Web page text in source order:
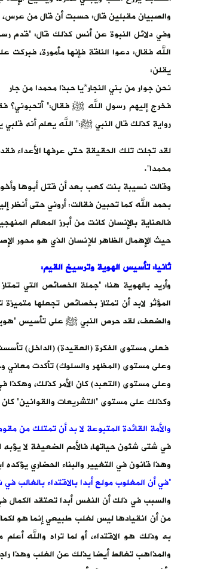
والصبيان مقبلين قال: حسبت أن قال من عرس،
وفي دلائل النبوة عن أنس كذلك قال: “قدم
الله فقال: دعوا الناقة فإنها مأمورة،
يقلن:
نحن جوار من بني النجار*يا حبذا محمدا من جار
فخرج إليهم رسول الله ﷺ فقال:” أتحبوني؟
رواية كذلك قال النبي ﷺ:” الله يعلم أنه قلبي
لقد تجلت تلك الحقيقة حتى عرفها الأعداء
محمدا”.
وقالت نسيبة بنت كعب بعد أن قتل أبوها
بحمد الله كما تحبين فقالت: أروني حتى أنظر
فالعناية بالإنسان كانت من أبرز المعالم
حيث الإهمال الظاهر للإنسان الذي هو محور
ثانيا: تأسيس الهوية وترسيخ القيم:
وأريد بالهوية هنا: “جملة الخصائص التي
المؤثر لابد أن تمتاز بخصائص تجعلها متميزة
والضعف، لقد حرص النبي ﷺ على تأسيس “هوية
فعلى مستوى الفكرة (العقيدة) (الداخل)
وعلى مستوى (المظهر والسلوك) تأكدت معاني
وعلى مستوى (التعبد) كان الأمر كذلك،
وكذلك على مستوى “التشريعات والقوانين” كان
والأمة القائدة المتبوعة لا بد أن تمتلك من
في شتى شئون حياتها، فالأمم الضعيفة لا يؤبه
وهذا قانون في التغيير والبناء الحضاري
“في أن المغلوب مولع أبدا بالاقتداء بالغالب
والسبب في ذلك أن النفس أبدا تعتقد الكمال
من أن انقيادها ليس لغلب طبيعي إنما هو
به وذلك هو الاقتداء، أو لما تراه والله
والمذاهب تغالط أيضا يذلك عن الغلب وهذا